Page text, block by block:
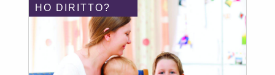
HO DIRITTO?